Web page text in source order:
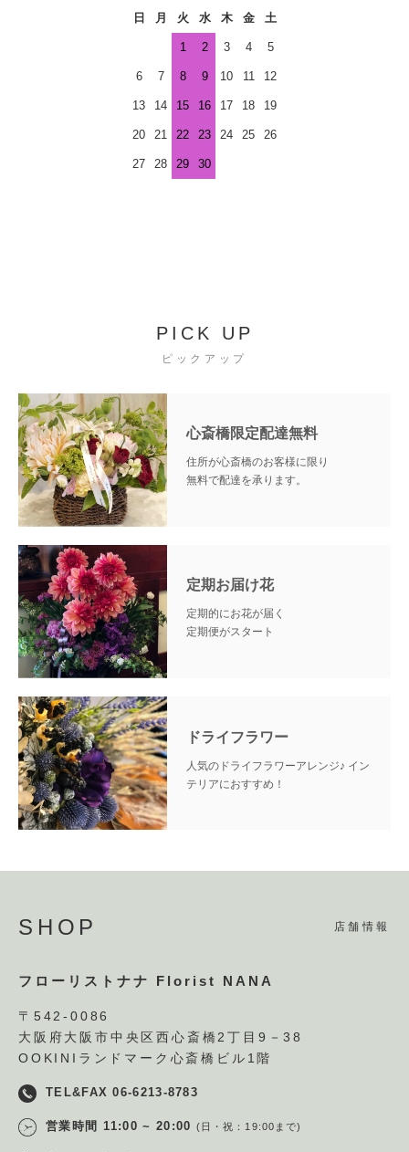
日 月 火 水 木 金 土
1 2 3 4 5
6 7 8 9 10 11 12
13 14 15 16 17 18 19
20 21 22 23 24 25 26
27 28 29 30
PICK UP
ピックアップ
心斎橋限定配達無料
住所が心斎橋のお客様に限り
無料で配達を承ります。
定期お届け花
定期的にお花が届く
定期便がスタート
ドライフラワー
人気のドライフラワーアレンジ♪ イン
テリアにおすすめ！
SHOP 店舗情報
フローリストナナ Florist NANA
〒542-0086
大阪府大阪市中央区西心斎橋2丁目9－38
OOKINIランドマーク心斎橋ビル1階
TEL&FAX 06-6213-8783
営業時間 11:00 ~ 20:00 (日・祝：19:00まで)